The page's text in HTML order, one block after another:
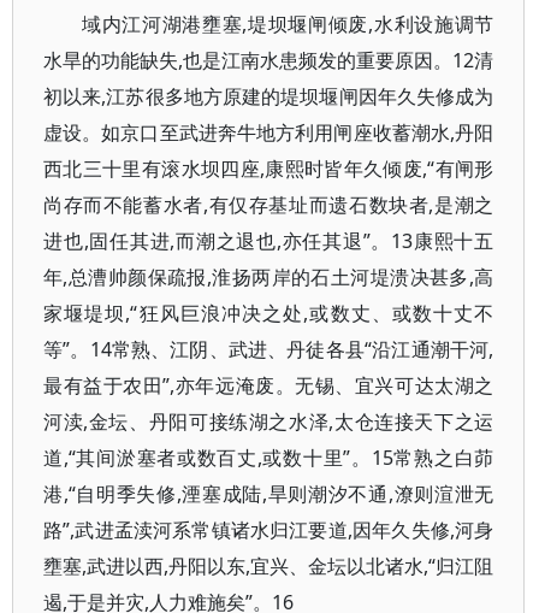
域内江河湖港壅塞,堤坝堰闸倾废,水利设施调节
水旱的功能缺失,也是江南水患频发的重要原因。12清
初以来,江苏很多地方原建的堤坝堰闸因年久失修成为
虚设。如京口至武进奔牛地方利用闸座收蓄潮水,丹阳
西北三十里有滚水坝四座,康熙时皆年久倾废,“有闸形
尚存而不能蓄水者,有仅存基址而遗石数块者,是潮之
进也,固任其进,而潮之退也,亦任其退”。13康熙十五
年,总漕帅颜保疏报,淮扬两岸的石土河堤溃决甚多,高
家堰堤坝,“狂风巨浪冲决之处,或数丈、或数十丈不
等”。14常熟、江阴、武进、丹徒各县“沿江通潮干河,
最有益于农田”,亦年远淹废。无锡、宜兴可达太湖之
河渎,金坛、丹阳可接练湖之水泽,太仓连接天下之运
道,“其间淤塞者或数百丈,或数十里”。15常熟之白茆
港,“自明季失修,湮塞成陆,旱则潮汐不通,潦则渲泄无
路”,武进孟渎河系常镇诸水归江要道,因年久失修,河身
壅塞,武进以西,丹阳以东,宜兴、金坛以北诸水,“归江阻
遏,于是并灾,人力难施矣”。16